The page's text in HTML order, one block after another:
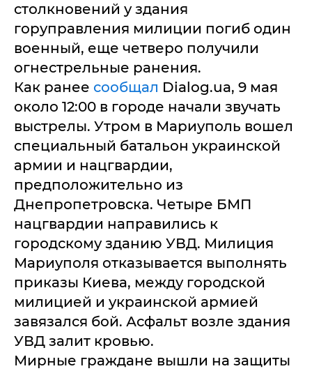
столкновений у здания
горуправления милиции погиб один
военный, еще четверо получили
огнестрельные ранения.
Как ранее сообщал Dialog.ua, 9 мая
около 12:00 в городе начали звучать
выстрелы. Утром в Мариуполь вошел
специальный батальон украинской
армии и нацгвардии,
предположительно из
Днепропетровска. Четыре БМП
нацгвардии направились к
городскому зданию УВД. Милиция
Мариуполя отказывается выполнять
приказы Киева, между городской
милицией и украинской армией
завязался бой. Асфальт возле здания
УВД залит кровью.
Мирные граждане вышли на защиты